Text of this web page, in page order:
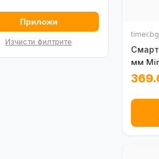
Приложи
Изчисти филтрите
timer.bg
мм